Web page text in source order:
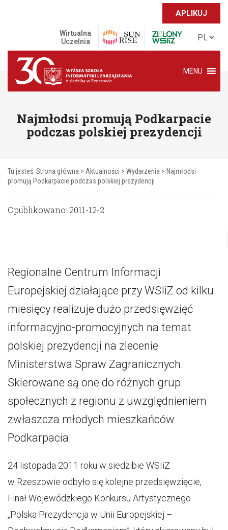
APLIKUJ
Wirtualna
Uczelnia
MENU
Najmłodsi promują Podkarpacie
podczas polskiej prezydencji
Tu jesteś: Strona główna > Aktualności > Wydarzenia > Najmłodsi
promują Podkarpacie podczas polskiej prezydencji
Opublikowano: 2011-12-2
Regionalne Centrum Informacji
Europejskiej działające przy WSIiZ od kilku
miesięcy realizuje dużo przedsięwzięć
informacyjno-promocyjnych na temat
polskiej prezydencji na zlecenie
Ministerstwa Spraw Zagranicznych.
Skierowane są one do różnych grup
społecznych z regionu z uwzględnieniem
zwłaszcza młodych mieszkańców
Podkarpacia.
24 listopada 2011 roku w siedzibie WSIiZ
w Rzeszowie odbyło się kolejne przedsięwzięcie,
Finał Wojewódzkiego Konkursu Artystycznego
„Polska Prezydencja w Unii Europejskiej –